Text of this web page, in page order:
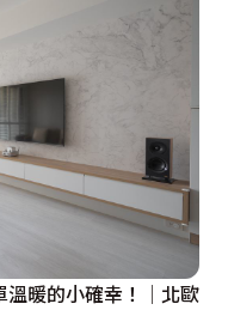
溫暖的小確幸！│北歐